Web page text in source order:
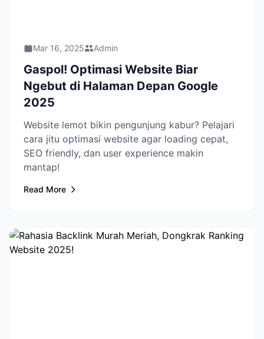
Mar 16, 2025 Admin
Gaspol! Optimasi Website Biar
Ngebut di Halaman Depan Google
2025
Website lemot bikin pengunjung kabur? Pelajari
cara jitu optimasi website agar loading cepat,
SEO friendly, dan user experience makin
mantap!
Read More